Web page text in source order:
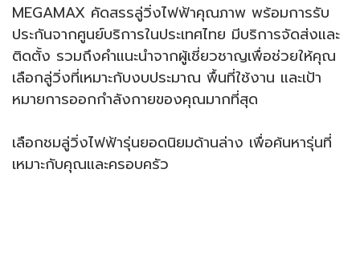
MEGAMAX คัดสรรลู่วิ่งไฟฟ้าคุณภาพ พร้อมการรับ
ประกันจากศูนย์บริการในประเทศไทย มีบริการจัดส่งและ
ติดตั้ง รวมถึงคำแนะนำจากผู้เชี่ยวชาญเพื่อช่วยให้คุณ
เลือกลู่วิ่งที่เหมาะกับงบประมาณ พื้นที่ใช้งาน และเป้า
หมายการออกกำลังกายของคุณมากที่สุด
เลือกชมลู่วิ่งไฟฟ้ารุ่นยอดนิยมด้านล่าง เพื่อค้นหารุ่นที่
เหมาะกับคุณและครอบครัว